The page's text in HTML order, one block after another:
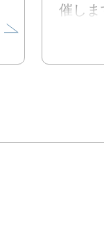
催しま
化庁